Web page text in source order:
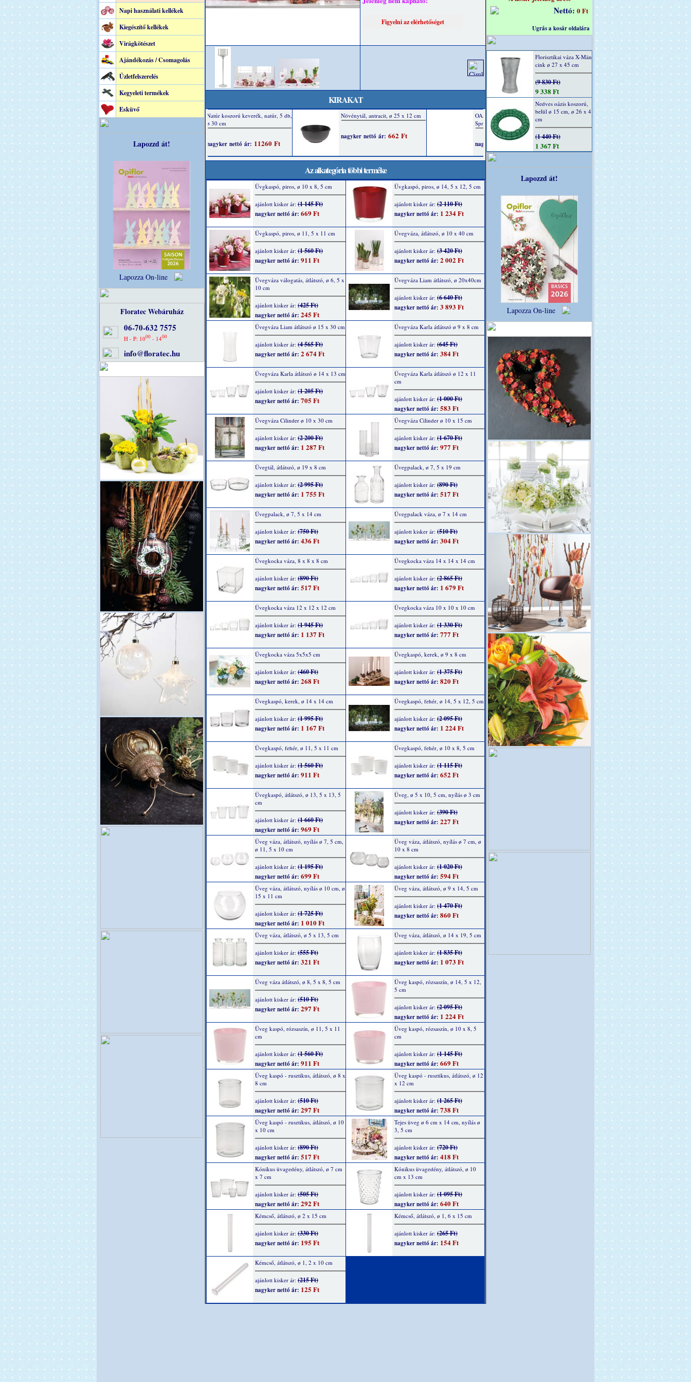
Napi használati kellékek
Kiegészítő kellékek
Virágkötészet
Ajándékozás / Csomagolás
Üzletfelszerelés
Kegyeleti termékek
Esküvő
Lapozzd át!
Lapozza On-line
Floratec Webáruház
06-70-632 7575
H - P: 1000- 1400
info@floratec.hu
KIRAKAT
Az alkategória többi terméke
Üvgkaspó, piros, ø 10 x 8, 5 cm
ajánlott kisker ár: (1 145 Ft)
nagyker nettó ár: 669 Ft
Üvgkaspó, piros, ø 14, 5 x 12, 5 cm
ajánlott kisker ár: (2 110 Ft)
nagyker nettó ár: 1 234 Ft
Üvgkaspó, piros, ø 11, 5 x 11 cm
ajánlott kisker ár: (1 560 Ft)
nagyker nettó ár: 911 Ft
Üvegváza, átlátszó, ø 10 x 40 cm
ajánlott kisker ár: (3 420 Ft)
nagyker nettó ár: 2 002 Ft
Üvegváza válogatás, átlátszó, ø 6, 5 x
10 cm
ajánlott kisker ár: (425 Ft)
nagyker nettó ár: 245 Ft
Üvegváza Liam átlátszó, ø 20x40cm
ajánlott kisker ár: (6 640 Ft)
nagyker nettó ár: 3 893 Ft
Üvegváza Liam átlátszó ø 15 x 30 cm
ajánlott kisker ár: (4 565 Ft)
nagyker nettó ár: 2 674 Ft
Üvegváza Karla átlátszó ø 9 x 8 cm
ajánlott kisker ár: (645 Ft)
nagyker nettó ár: 384 Ft
Üvegváza Karla átlátszó ø 14 x 13 cm
ajánlott kisker ár: (1 205 Ft)
nagyker nettó ár: 705 Ft
Üvegváza Karla átlátszó ø 12 x 11
cm
ajánlott kisker ár: (1 000 Ft)
nagyker nettó ár: 583 Ft
Üvegváza Cilinder ø 10 x 30 cm
ajánlott kisker ár: (2 200 Ft)
nagyker nettó ár: 1 287 Ft
Üvegváza Cilinder ø 10 x 15 cm
ajánlott kisker ár: (1 670 Ft)
nagyker nettó ár: 977 Ft
Üvegtál, átlátszó, ø 19 x 8 cm
ajánlott kisker ár: (2 995 Ft)
nagyker nettó ár: 1 755 Ft
Üvegpalack, ø 7, 5 x 19 cm
ajánlott kisker ár: (890 Ft)
nagyker nettó ár: 517 Ft
Üvegpalack, ø 7, 5 x 14 cm
ajánlott kisker ár: (750 Ft)
nagyker nettó ár: 436 Ft
Üvegpalack váza, ø 7 x 14 cm
ajánlott kisker ár: (510 Ft)
nagyker nettó ár: 304 Ft
Üvegkocka váza, 8 x 8 x 8 cm
ajánlott kisker ár: (890 Ft)
nagyker nettó ár: 517 Ft
Üvegkocka váza 14 x 14 x 14 cm
ajánlott kisker ár: (2 865 Ft)
nagyker nettó ár: 1 679 Ft
Üvegkocka váza 12 x 12 x 12 cm
ajánlott kisker ár: (1 945 Ft)
nagyker nettó ár: 1 137 Ft
Üvegkocka váza 10 x 10 x 10 cm
ajánlott kisker ár: (1 330 Ft)
nagyker nettó ár: 777 Ft
Üvegkocka váza 5x5x5 cm
ajánlott kisker ár: (460 Ft)
nagyker nettó ár: 268 Ft
Üvegkaspó, kerek, ø 9 x 8 cm
ajánlott kisker ár: (1 375 Ft)
nagyker nettó ár: 820 Ft
Üvegkaspó, kerek, ø 14 x 14 cm
ajánlott kisker ár: (1 995 Ft)
nagyker nettó ár: 1 167 Ft
Üvegkaspó, fehér, ø 14, 5 x 12, 5 cm
ajánlott kisker ár: (2 095 Ft)
nagyker nettó ár: 1 224 Ft
Üvegkaspó, fehér, ø 11, 5 x 11 cm
ajánlott kisker ár: (1 560 Ft)
nagyker nettó ár: 911 Ft
Üvegkaspó, fehér, ø 10 x 8, 5 cm
ajánlott kisker ár: (1 115 Ft)
nagyker nettó ár: 652 Ft
Üvegkaspó, átlátszó, ø 13, 5 x 13, 5
cm
ajánlott kisker ár: (1 660 Ft)
nagyker nettó ár: 969 Ft
Üveg, ø 5 x 10, 5 cm, nyílás ø 3 cm
ajánlott kisker ár: (390 Ft)
nagyker nettó ár: 227 Ft
Üveg váza, átlátszó, nyílás ø 7, 5 cm,
ø 11, 5 x 10 cm
ajánlott kisker ár: (1 195 Ft)
nagyker nettó ár: 699 Ft
Üveg váza, átlátszó, nyílás ø 7 cm, ø
10 x 8 cm
ajánlott kisker ár: (1 020 Ft)
nagyker nettó ár: 594 Ft
Üveg váza, átlátszó, nyílás ø 10 cm, ø
15 x 11 cm
ajánlott kisker ár: (1 725 Ft)
nagyker nettó ár: 1 010 Ft
Üveg váza, átlátszó, ø 9 x 14, 5 cm
ajánlott kisker ár: (1 470 Ft)
nagyker nettó ár: 860 Ft
Üveg váza, átlátszó, ø 5 x 13, 5 cm
ajánlott kisker ár: (555 Ft)
nagyker nettó ár: 321 Ft
Üveg váza, átlátszó, ø 14 x 19, 5 cm
ajánlott kisker ár: (1 835 Ft)
nagyker nettó ár: 1 073 Ft
Üveg váza átlátszó, ø 8, 5 x 8, 5 cm
ajánlott kisker ár: (510 Ft)
nagyker nettó ár: 297 Ft
Üveg kaspó, rózsaszín, ø 14, 5 x 12,
5 cm
ajánlott kisker ár: (2 095 Ft)
nagyker nettó ár: 1 224 Ft
Üveg kaspó, rózsaszín, ø 11, 5 x 11
cm
ajánlott kisker ár: (1 560 Ft)
nagyker nettó ár: 911 Ft
Üveg kaspó, rózsaszín, ø 10 x 8, 5
cm
ajánlott kisker ár: (1 145 Ft)
nagyker nettó ár: 669 Ft
Üveg kaspó - rusztikus, átlátszó, ø 8 x
8 cm
ajánlott kisker ár: (510 Ft)
nagyker nettó ár: 297 Ft
Üveg kaspó - rusztikus, átlátszó, ø 12
x 12 cm
ajánlott kisker ár: (1 265 Ft)
nagyker nettó ár: 738 Ft
Üveg kaspó - rusztikus, átlátszó, ø 10
x 10 cm
ajánlott kisker ár: (890 Ft)
nagyker nettó ár: 517 Ft
Tejes üveg ø 6 cm x 14 cm, nyílás ø
3, 5 cm
ajánlott kisker ár: (720 Ft)
nagyker nettó ár: 418 Ft
Kónikus üvagedény, átlátszó, ø 7 cm
x 7 cm
ajánlott kisker ár: (505 Ft)
nagyker nettó ár: 292 Ft
Kónikus üvagedény, átlátszó, ø 10
cm x 13 cm
ajánlott kisker ár: (1 095 Ft)
nagyker nettó ár: 640 Ft
Kémcső, átlátszó, ø 2 x 15 cm
ajánlott kisker ár: (330 Ft)
nagyker nettó ár: 195 Ft
Kémcső, átlátszó, ø 1, 6 x 15 cm
ajánlott kisker ár: (265 Ft)
nagyker nettó ár: 154 Ft
Kémcső, átlátszó, ø 1, 2 x 10 cm
ajánlott kisker ár: (215 Ft)
nagyker nettó ár: 125 Ft
Nettó: 0 Ft
Ugrás a kosár oldalára
Florisztikai váza X-Män
cink ø 27 x 45 cm
(9 830 Ft)
9 338 Ft
Nedves oázis koszorú,
belül ø 15 cm, ø 26 x 4
cm
(1 440 Ft)
1 367 Ft
Lapozzd át!
Lapozza On-line